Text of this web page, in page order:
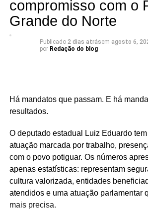
📅 Estreia: 7 de agosto
📻 104 FM do Assú
🕢 Toda sexta-feira, das 7h30 às 8h30
compromisso com o
Grande do Norte
Publicado 2 dias atrásem agosto 6,
por Redação do blog
Há mandatos que passam. E há
resultados.
O deputado estadual Luiz Eduardo
atuação marcada por trabalho,
com o povo potiguar. Os números
apenas estatísticas: representam
cultura valorizada, entidades
atendidos e uma atuação parlamentar
mais precisa.